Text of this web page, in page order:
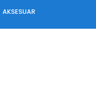
AKSESUAR